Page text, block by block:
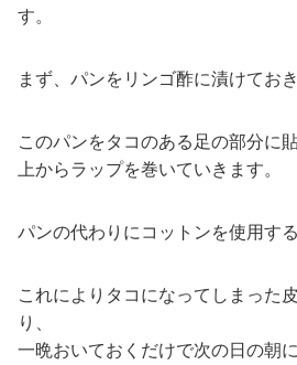
す。
まず、パンをリンゴ酢に漬けておき
このパンをタコのある足の部分に貼
上からラップを巻いていきます。
パンの代わりにコットンを使用す
これによりタコになってしまった
り、
一晩おいておくだけで次の日の朝